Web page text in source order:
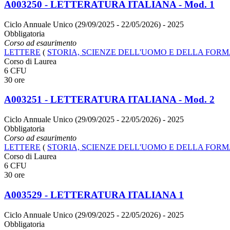
A003250 - LETTERATURA ITALIANA - Mod. 1
Ciclo Annuale Unico (29/09/2025 - 22/05/2026) - 2025
Obbligatoria
Corso ad esaurimento
LETTERE ( STORIA, SCIENZE DELL'UOMO E DELLA
Corso di Laurea
6 CFU
30 ore
A003251 - LETTERATURA ITALIANA - Mod. 2
Ciclo Annuale Unico (29/09/2025 - 22/05/2026) - 2025
Obbligatoria
Corso ad esaurimento
LETTERE ( STORIA, SCIENZE DELL'UOMO E DELLA
Corso di Laurea
6 CFU
30 ore
A003529 - LETTERATURA ITALIANA 1
Ciclo Annuale Unico (29/09/2025 - 22/05/2026) - 2025
Obbligatoria